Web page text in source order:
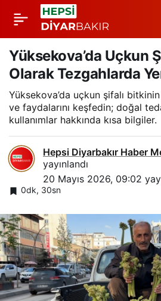
Yüksekova’da Uçkun
Olarak Tezgahlarda
Yüksekova’da uçkun şifalı
ve faydalarını keşfedin; doğal
kullanımlar hakkında kısa bilgiler.
Hepsi Diyarbakır Haber
yayınlandı
20 Mayıs 2026, 09:02
0dk, 30sn
Denetimlerle Kurban
Bayramı için Fiyat
Tutarlılığı Sağlanıyor